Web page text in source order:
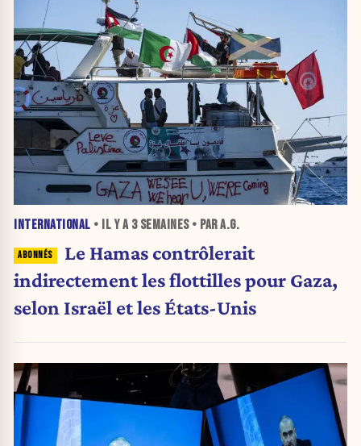
INTERNATIONAL • IL Y A 3 SEMAINES• PAR A.G.
Le Hamas contrôlerait
indirectement les flottilles pour Gaza,
selon Israël et les États-Unis